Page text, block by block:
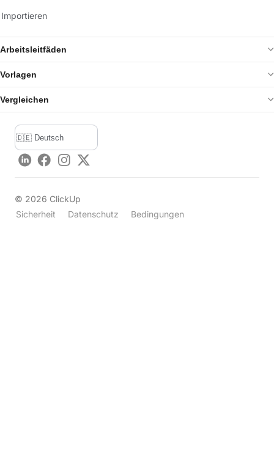
Importieren
Arbeitsleitfäden
Vorlagen
Vergleichen
LinkedInFacebook
Instagram
Twitter
© 2026 ClickUp
Sicherheit
Datenschutz Bedingungen